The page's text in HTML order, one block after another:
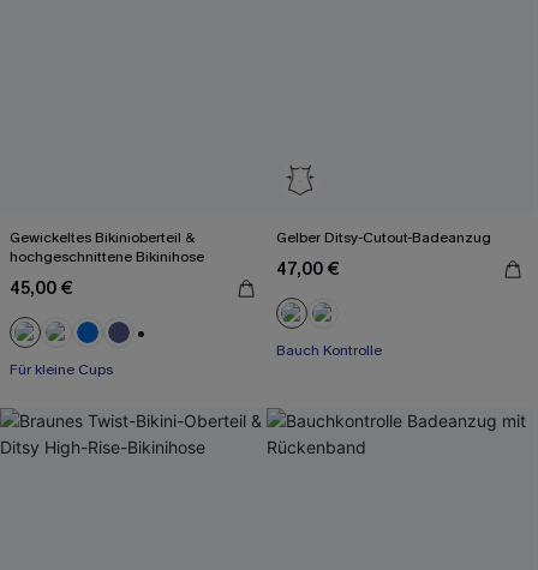
Gewickeltes Bikinioberteil &
hochgeschnittene Bikinihose
45,00 €
Für kleine Cups
Gelber Ditsy-Cutout-Badeanzug
47,00 €
Bauch Kontrolle